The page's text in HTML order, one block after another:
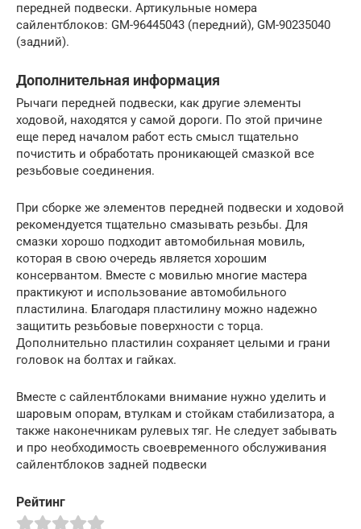
передней подвески. Артикульные номера
сайлентблоков: GM-96445043 (передний), GM-90235040
(задний).
Дополнительная информация
Рычаги передней подвески, как другие элементы
ходовой, находятся у самой дороги. По этой причине
еще перед началом работ есть смысл тщательно
почистить и обработать проникающей смазкой все
резьбовые соединения.
При сборке же элементов передней подвески и ходовой
рекомендуется тщательно смазывать резьбы. Для
смазки хорошо подходит автомобильная мовиль,
которая в свою очередь является хорошим
консервантом. Вместе с мовилью многие мастера
практикуют и использование автомобильного
пластилина. Благодаря пластилину можно надежно
защитить резьбовые поверхности с торца.
Дополнительно пластилин сохраняет целыми и грани
головок на болтах и гайках.
Вместе с сайлентблоками внимание нужно уделить и
шаровым опорам, втулкам и стойкам стабилизатора, а
также наконечникам рулевых тяг. Не следует забывать
и про необходимость своевременного обслуживания
сайлентблоков задней подвески
Рейтинг